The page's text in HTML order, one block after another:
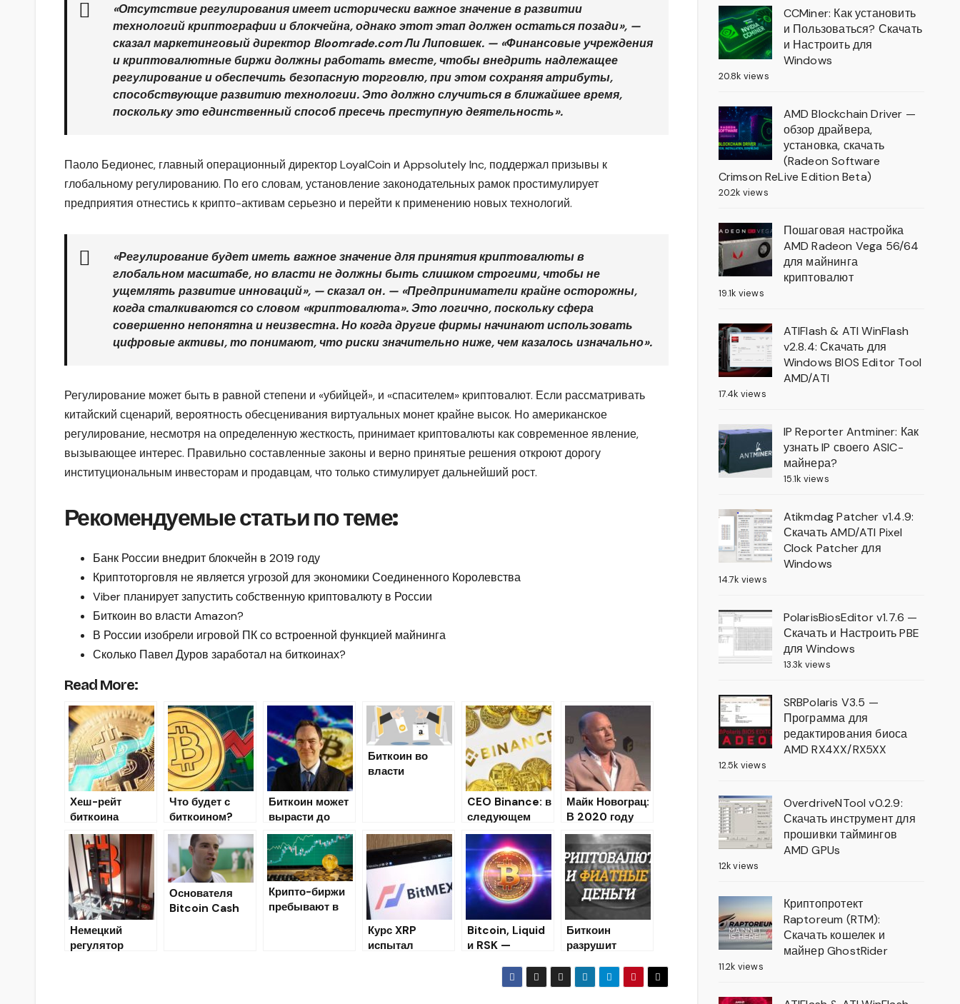
«Отсутствие регулирования имеет исторически важное значение в развитии
технологий криптографии и блокчейна, однако этот этап должен остаться позади», —
сказал маркетинговый директор Bloomrade.com Ли Липовшек. — «Финансовые учреждения
и криптовалютные биржи должны работать вместе, чтобы внедрить надлежащее
регулирование и обеспечить безопасную торговлю, при этом сохраняя атрибуты,
способствующие развитию технологии. Это должно случиться в ближайшее время,
поскольку это единственный способ пресечь преступную деятельность».
Паоло Бедионес, главный операционный директор LoyalCoin и Appsolutely Inc, поддержал призывы к
глобальному регулированию. По его словам, установление законодательных рамок простимулирует
предприятия отнестись к крипто-активам серьезно и перейти к применению новых технологий.
«Регулирование будет иметь важное значение для принятия криптовалюты в
глобальном масштабе, но власти не должны быть слишком строгими, чтобы не
ущемлять развитие инноваций», — сказал он. — «Предприниматели крайне осторожны,
когда сталкиваются со словом «криптовалюта». Это логично, поскольку сфера
совершенно непонятна и неизвестна. Но когда другие фирмы начинают использовать
цифровые активы, то понимают, что риски значительно ниже, чем казалось изначально».
Регулирование может быть в равной степени и «убийцей», и «спасителем» криптовалют. Если рассматривать
китайский сценарий, вероятность обесценивания виртуальных монет крайне высок. Но американское
регулирование, несмотря на определенную жесткость, принимает криптовалюты как современное явление,
вызывающее интерес. Правильно составленные законы и верно принятые решения откроют дорогу
институциональным инвесторам и продавцам, что только стимулирует дальнейший рост.
Рекомендуемые статьи по теме:
Банк России внедрит блокчейн в 2019 году
Криптоторговля не является угрозой для экономики Соединенного Королевства
Viber планирует запустить собственную криптовалюту в России
Биткоин во власти Amazon?
В России изобрели игровой ПК со встроенной функцией майнинга
Сколько Павел Дуров заработал на биткоинах?
Read More:
Хеш-рейт
биткоина
преодолел
значение в 80
квинтиллионов
хешей в
секунду
Что будет с
биткоином?
Биткоин может
вырасти до
$15000 – Макс
Кейзер
Биткоин во
власти
CEO Binance: в
следующем
десятилетии
нас ждут
большие
перемены
Майк Новограц:
В 2020 году
курс биткоина
закончит выше
отметки в
$12000
Немецкий
регулятор
Основателя
Bitcoin Cash
Крипто-биржи
пребывают в
Курс XRP
испытал
Bitcoin, Liquid
и RSK —
ие Блокчейна
Биткоина
Биткоин
разрушит
систему
государств?
CCMiner: Как установить
и Пользоваться? Скачать
и Настроить для
Windows
20.8k views
AMD Blockchain Driver —
обзор драйвера,
установка, скачать
(Radeon Software
Crimson ReLive Edition Beta)
20.2k views
Пошаговая настройка
AMD Radeon Vega 56/64
для майнинга
криптовалют
19.1k views
ATIFlash & ATI WinFlash
v2.8.4: Скачать для
Windows BIOS Editor Tool
AMD/ATI
17.4k views
IP Reporter Antminer: Как
узнать IP своего ASIC-
майнера?
15.1k views
Atikmdag Patcher v1.4.9:
Скачать AMD/ATI Pixel
Clock Patcher для
Windows
14.7k views
PolarisBiosEditor v1.7.6 —
Скачать и Настроить PBE
для Windows
13.3k views
SRBPolaris V3.5 —
Программа для
редактирования биоса
AMD RX4XX/RX5XX
12.5k views
OverdriveNTool v0.2.9:
Скачать инструмент для
прошивки таймингов
AMD GPUs
12k views
Криптопротект
Raptoreum (RTM):
Скачать кошелек и
майнер GhostRider
11.2k views